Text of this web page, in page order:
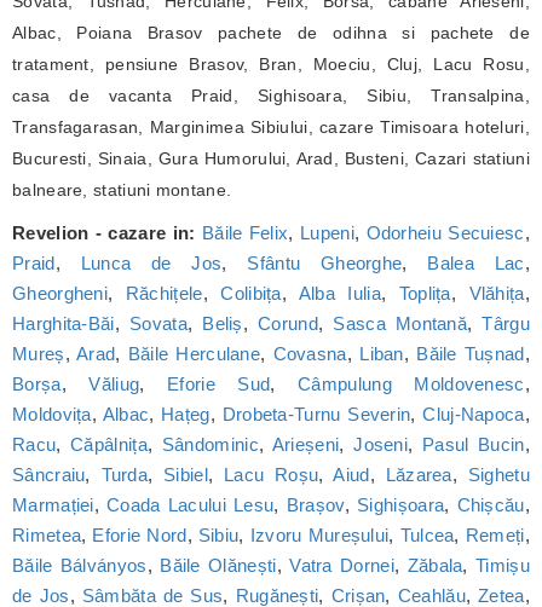
Albac, Poiana Brasov pachete de odihna si pachete de
tratament, pensiune Brasov, Bran, Moeciu, Cluj, Lacu Rosu,
casa de vacanta Praid, Sighisoara, Sibiu, Transalpina,
Transfagarasan, Marginimea Sibiului, cazare Timisoara hoteluri,
Bucuresti, Sinaia, Gura Humorului, Arad, Busteni, Cazari statiuni
balneare, statiuni montane.
Revelion - cazare in: Băile Felix, Lupeni, Odorheiu Secuiesc,
Praid, Lunca de Jos, Sfântu Gheorghe, Balea Lac,
Gheorgheni, Răchițele,Colibița, Alba Iulia, Toplița, Vlăhița,
Harghita-Băi, Sovata, Beliș,Corund, Sasca Montană,Târgu
Mureș, Arad, Băile Herculane, Covasna, Liban, Băile Tușnad,
Borșa,Văliug, Eforie Sud,Câmpulung Moldovenesc,
Moldovița, Albac, Hațeg, Drobeta-Turnu Severin,Cluj-Napoca,
Racu,Căpâlnița, Sândominic, Arieșeni,Joseni, Pasul Bucin,
Sâncraiu, Turda, Sibiel, Lacu Roșu,Aiud, Lăzarea, Sighetu
Marmației,Coada Lacului Lesu, Brașov, Sighișoara, Chișcău,
Rimetea, Eforie Nord, Sibiu, Izvoru Mureșului, Tulcea, Remeți,
Băile Bálványos, Băile Olănești,Vatra Dornei, Zăbala,Timișu
de Jos, Sâmbăta de Sus, Rugănești, Crișan, Ceahlău,Zetea,